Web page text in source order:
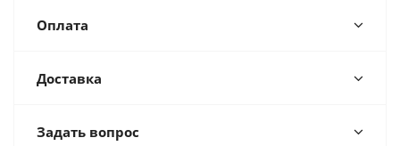
Оплата
Доставка
Задать вопрос